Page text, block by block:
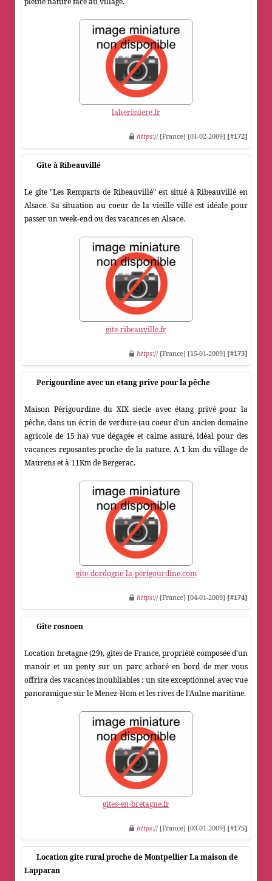
laherissiere.fr
https:// [France] [01-02-2009] [#172]
Gîte à Ribeauvillé
Le gîte "Les Remparts de Ribeauvillé" est situé à Ribeauvillé en
Alsace. Sa situation au coeur de la vieille ville est idéale pour
passer un week-end ou des vacances en Alsace.
gite-ribeauville.fr
https:// [France] [15-01-2009] [#173]
Perigourdine avec un etang prive pour la pêche
Maison Périgourdine du XIX siecle avec étang privé pour la
pêche, dans un écrin de verdure (au coeur d'un ancien domaine
agricole de 15 ha) vue dégagée et calme assuré, idéal pour des
vacances reposantes proche de la nature. A 1 km du village de
Maurens et à 11Km de Bergerac.
gite-dordogne-la-perigourdine.com
https:// [France] [04-01-2009] [#174]
Gite rosnoen
Location bretagne (29), gites de France, propriété composée d'un
manoir et un penty sur un parc arboré en bord de mer vous
offrira des vacances inoubliables : un site exceptionnel avec vue
panoramique sur le Menez-Hom et les rives de l'Aulne maritime.
gites-en-bretagne.fr
https:// [France] [03-01-2009] [#175]
Location gite rural proche de Montpellier La maison de
Lapparan